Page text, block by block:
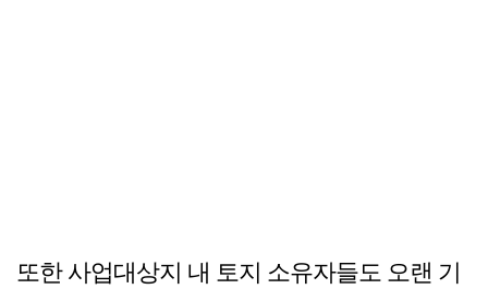
또한 사업대상지 내 토지 소유자들도 오랜 기